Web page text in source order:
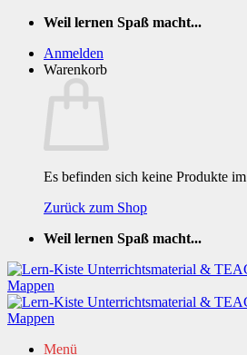
Zum
springen
Weil lernen Spaß macht...
Anmelden
Warenkorb
Es befinden sich keine Produkte
Zurück zum Shop
Weil lernen Spaß macht...
Menü